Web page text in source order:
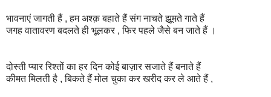
भावनाएं जागती हैं , हम अश्क़ बहाते हैं संग नाचते झूमते गाते हैं
जगह वातावरण बदलते ही भूलकर , फिर पहले जैसे बन जाते हैं ।
दोस्ती प्यार रिश्तों का हर दिन कोई बाज़ार सजाते हैं बनाते हैं
कीमत मिलती है , बिकते हैं मोल चुका कर खरीद कर ले आते हैं ,